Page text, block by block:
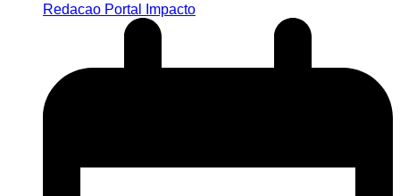
Redacao Portal Impacto